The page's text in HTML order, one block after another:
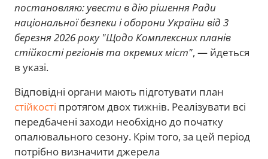
постановляю: увести в дію рішення Ради
національної безпеки і оборони України від 3
березня 2026 року "Щодо Комплексних планів
стійкості регіонів та окремих міст", — йдеться
в указі.
Відповідні органи мають підготувати план
стійкості протягом двох тижнів. Реалізувати всі
передбачені заходи необхідно до початку
опалювального сезону. Крім того, за цей період
потрібно визначити джерела